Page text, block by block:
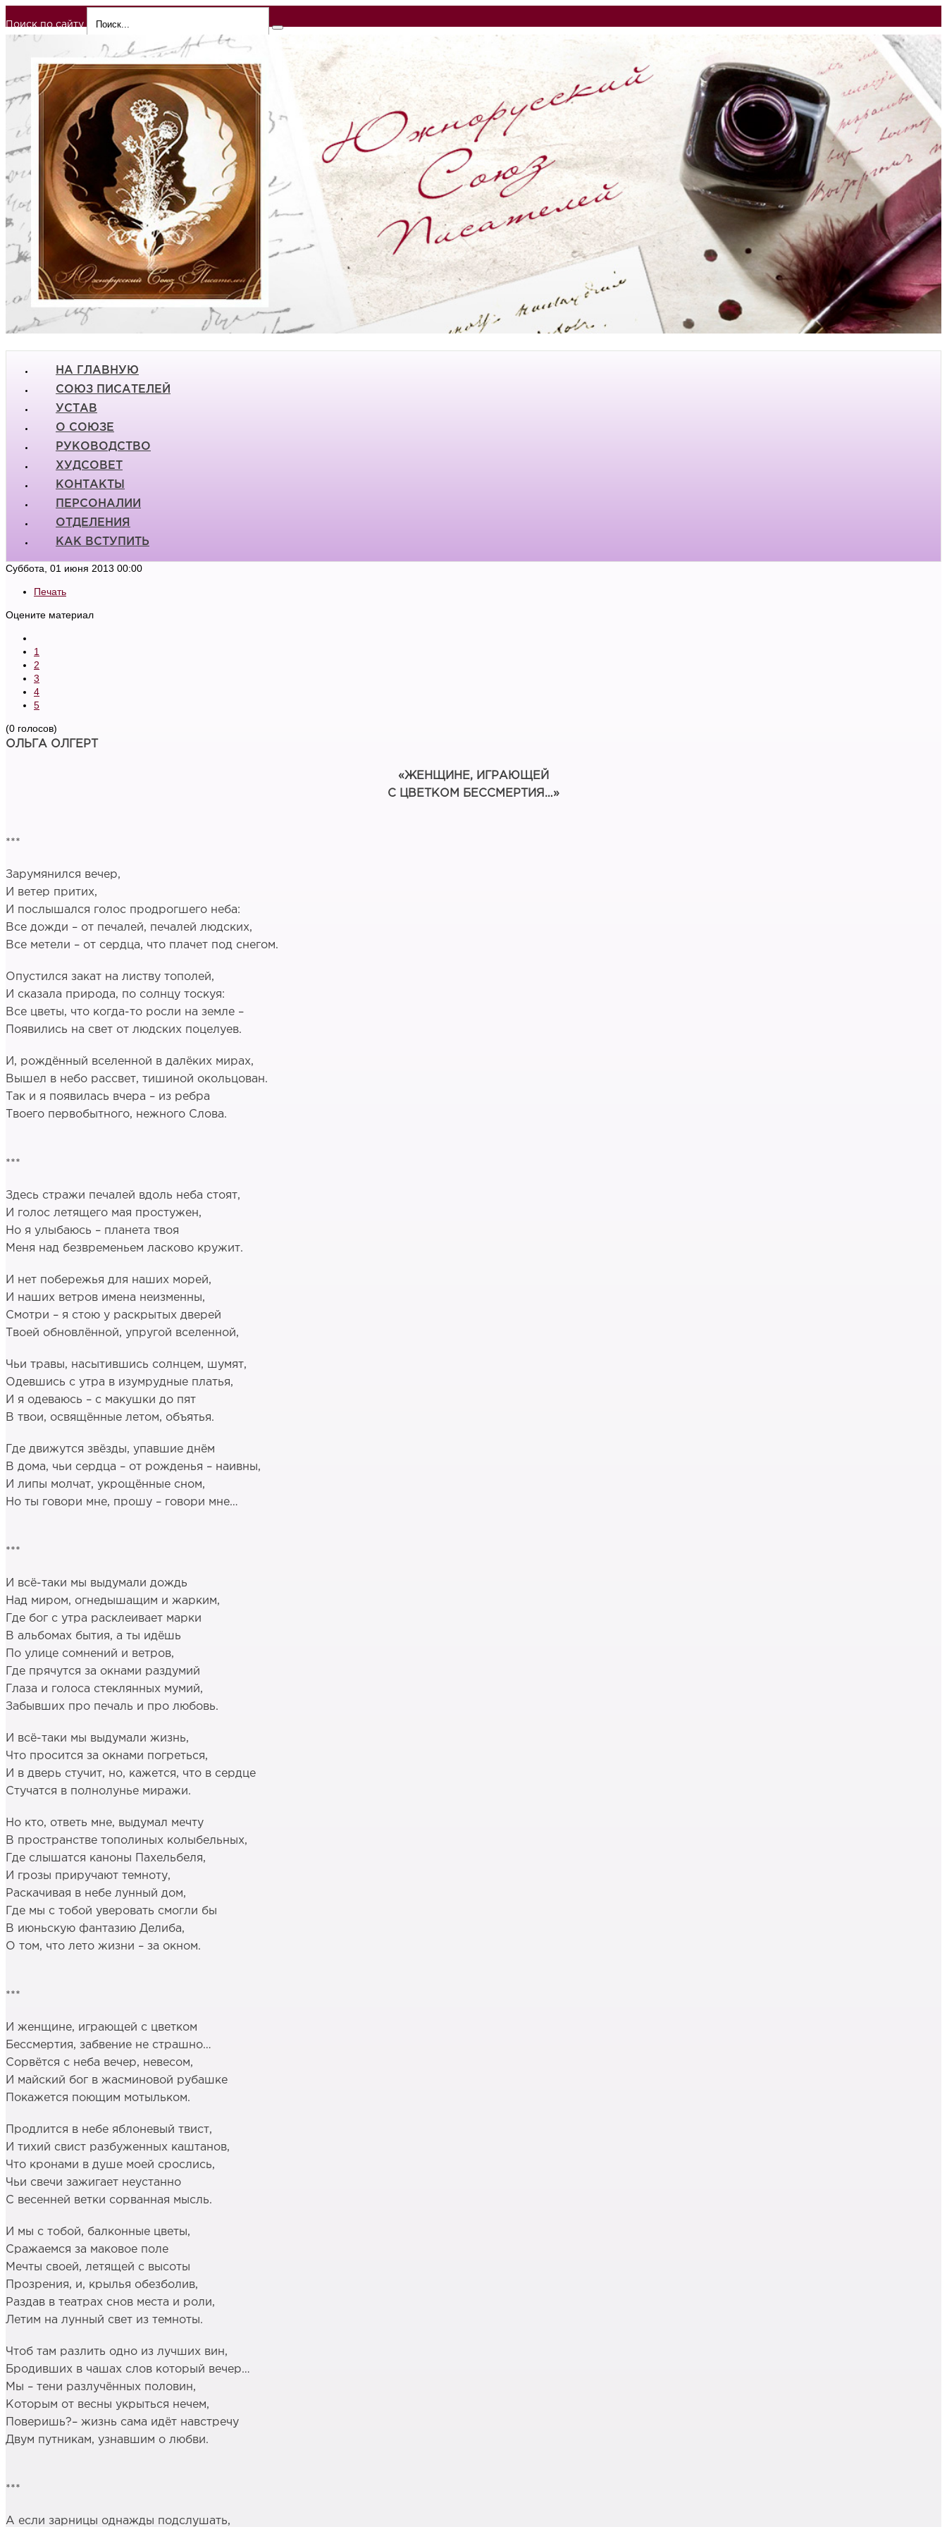
Поиск по сайту
НА ГЛАВНУЮ
СОЮЗ ПИСАТЕЛЕЙ
УСТАВ
О СОЮЗЕ
РУКОВОДСТВО
ХУДСОВЕТ
КОНТАКТЫ
ПЕРСОНАЛИИ
ОТДЕЛЕНИЯ
КАК ВСТУПИТЬ
Суббота, 01 июня 2013 00:00
Печать
Оцените материал
1
2
3
4
5
(0 голосов)
ОЛЬГА ОЛГЕРТ
«ЖЕНЩИНЕ, ИГРАЮЩЕЙ
С ЦВЕТКОМ БЕССМЕРТИЯ…»
***
Зарумянился вечер,
И ветер притих,
И послышался голос продрогшего неба:
Все дожди – от печалей, печалей людских,
Все метели – от сердца, что плачет под снегом.
Опустился закат на листву тополей,
И сказала природа, по солнцу тоскуя:
Все цветы, что когда-то росли на земле –
Появились на свет от людских поцелуев.
И, рождённый вселенной в далёких мирах,
Вышел в небо рассвет, тишиной окольцован.
Так и я появилась вчера – из ребра
Твоего первобытного, нежного Слова.
***
Здесь стражи печалей вдоль неба стоят,
И голос летящего мая простужен,
Но я улыбаюсь – планета твоя
Меня над безвременьем ласково кружит.
И нет побережья для наших морей,
И наших ветров имена неизменны,
Смотри – я стою у раскрытых дверей
Твоей обновлённой, упругой вселенной,
Чьи травы, насытившись солнцем, шумят,
Одевшись с утра в изумрудные платья,
И я одеваюсь – с макушки до пят
В твои, освящённые летом, объятья.
Где движутся звёзды, упавшие днём
В дома, чьи сердца – от рожденья – наивны,
И липы молчат, укрощённые сном,
Но ты говори мне, прошу – говори мне…
***
И всё-таки мы выдумали дождь
Над миром, огнедышащим и жарким,
Где бог с утра расклеивает марки
В альбомах бытия, а ты идёшь
По улице сомнений и ветров,
Где прячутся за окнами раздумий
Глаза и голоса стеклянных мумий,
Забывших про печаль и про любовь.
И всё-таки мы выдумали жизнь,
Что просится за окнами погреться,
И в дверь стучит, но, кажется, что в сердце
Стучатся в полнолунье миражи.
Но кто, ответь мне, выдумал мечту
В пространстве тополиных колыбельных,
Где слышатся каноны Пахельбеля,
И грозы приручают темноту,
Раскачивая в небе лунный дом,
Где мы с тобой уверовать смогли бы
В июньскую фантазию Делиба,
О том, что лето жизни – за окном.
***
И женщине, играющей с цветком
Бессмертия, забвение не страшно…
Сорвётся с неба вечер, невесом,
И майский бог в жасминовой рубашке
Покажется поющим мотыльком.
Продлится в небе яблоневый твист,
И тихий свист разбуженных каштанов,
Что кронами в душе моей срослись,
Чьи свечи зажигает неустанно
С весенней ветки сорванная мысль.
И мы с тобой, балконные цветы,
Сражаемся за маковое поле
Мечты своей, летящей с высоты
Прозрения, и, крылья обезболив,
Раздав в театрах снов места и роли,
Летим на лунный свет из темноты.
Чтоб там разлить одно из лучших вин,
Бродивших в чашах слов который вечер…
Мы – тени разлучённых половин,
Которым от весны укрыться нечем,
Поверишь?– жизнь сама идёт навстречу
Двум путникам, узнавшим о любви.
***
А если зарницы однажды подслушать,